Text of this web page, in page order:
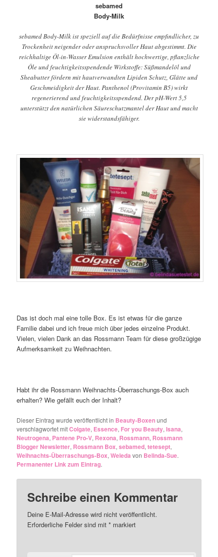
sebamed
Body-Milk
sebamed Body-Milk ist speziell auf die Bedürfnisse empfindlicher, zu
Trockenheit neigender oder anspruchsvoller Haut abgestimmt. Die
reichhaltige Öl-in-Wasser Emulsion enthält hochwertige, pflanzliche
Öle und feuchtigkeitsspendende Wirkstoffe: Süßmandelöl und
Sheabutter fördern mit hautverwandten Lipiden Schutz, Glätte und
Geschmeidigkeit der Haut. Panthenol (Provitamin B5) wirkt
regenerierend und feuchtigkeitsspendend. Der pH-Wert 5,5
unterstützt den natürlichen Säureschutzmantel der Haut und macht
sie widerstandsfähiger.
Das ist doch mal eine tolle Box. Es ist etwas für die ganze
Familie dabei und ich freue mich über jedes einzelne Produkt.
Vielen, vielen Dank an das Rossmann Team für diese großzügige
Aufmerksamkeit zu Weihnachten.
Habt ihr die Rossmann Weihnachts-Überraschungs-Box auch
erhalten? Wie gefällt euch der Inhalt?
Dieser Eintrag wurde veröffentlicht in Beauty-Boxenund
verschlagwortet mitColgate, Essence, For you Beauty,Isana,
Neutrogena, Pantene Pro-V, Rexona, Rossmann, Rossmann
Blogger Newsletter, Rossmann Box,sebamed,tetesept,
Weihnachts-Überraschungs-Box,Weleda von Belinda-Sue.
Permanenter Link zum Eintrag.
Schreibe einen Kommentar
Deine E-Mail-Adresse wird nicht veröffentlicht.
Erforderliche Felder sind mit* markiert